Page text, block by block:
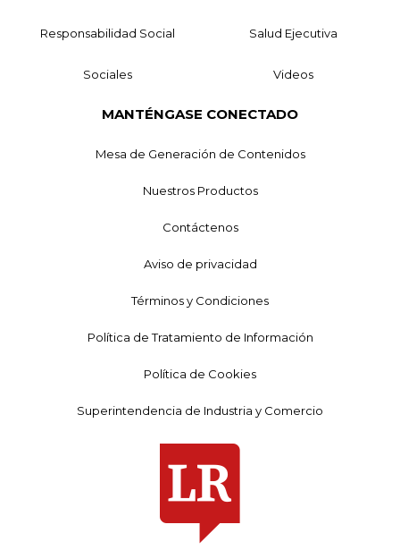
Responsabilidad Social Salud Ejecutiva
Sociales Videos
MANTÉNGASE CONECTADO
Mesa de Generación de Contenidos
Nuestros Productos
Contáctenos
Aviso de privacidad
Términos y Condiciones
Política de Tratamiento de Información
Política de Cookies
Superintendencia de Industria y Comercio